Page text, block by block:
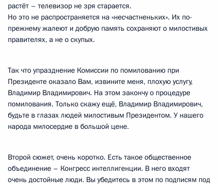
растёт – телевизор не зря старается.
Но это не распространяется на «несчастненьких». Их по-
прежнему жалеют и добрую память сохраняют о милостивых
правителях, а не о скупых.
Так что упразднение Комиссии по помилованию при
Президенте оказало Вам, извините меня, плохую услугу,
Владимир Владимирович. На этом закончу о процедуре
помилования. Только скажу ещё, Владимир Владимирович,
будьте в глазах людей милостивым Президентом. У нашего
народа милосердие в большой цене.
Второй сюжет, очень коротко. Есть такое общественное
объединение – Конгресс интеллигенции. В него входят
очень достойные люди. Вы убедитесь в этом по подписям под